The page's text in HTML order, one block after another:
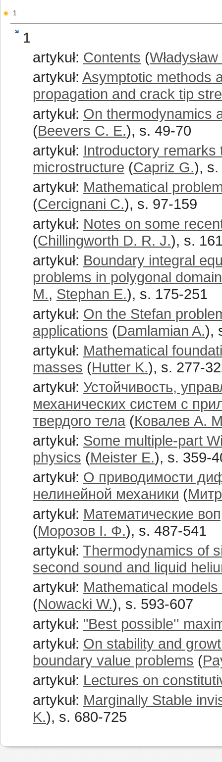
1
1
artykuł: Contents (Władysław
artykuł: Asymptotic methods
propagation and crack tip
artykuł: On thermodynamics
(Beevers C. E.), s. 49-70
artykuł: Introductory remarks
microstructure (Capriz G.), s.
artykuł: Mathematical
(Cercignani C.), s. 97-159
artykuł: Notes on some
(Chillingworth D. R. J.), s.
artykuł: Boundary integral
problems in polygonal
M., Stephan E.), s. 175-251
artykuł: On the Stefan
applications (Damlamian A.),
artykuł: Mathematical
masses (Hutter K.), s. 277-
artykuł: Устойчивость,
механических систем с
твердого тела (Ковалев А.
artykuł: Some multiple-part
physics (Meister E.), s. 359-
artykuł: О приводимости
нелинейной механики (
artykuł: Математические
(Морозов I. Ф.), s. 487-541
artykuł: Thermodynamics of
second sound and liquid
artykuł: Mathematical
(Nowacki W.), s. 593-607
artykuł: "Best possible''
artykuł: On stability and
boundary value problems (
artykuł: Lectures on
artykuł: Marginally Stable
K.), s. 680-725